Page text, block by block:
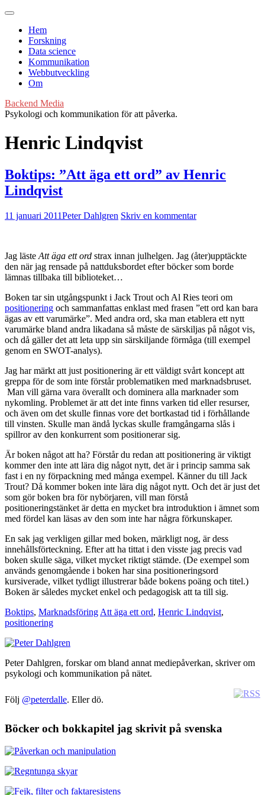
Hem
Forskning
Data science
Kommunikation
Webbutveckling
Om
Backend Media
Psykologi och kommunikation för att påverka.
Henric Lindqvist
Boktips: ”Att äga ett ord” av Henric
Lindqvist
11 januari 2011Peter Dahlgren Skriv en kommentar
Jag läste Att äga ett ord strax innan julhelgen. Jag (åter)upptäckte
den när jag rensade på nattduksbordet efter böcker som borde
lämnas tillbaka till biblioteket…
Boken tar sin utgångspunkt i Jack Trout och Al Ries teori om
positionering och sammanfattas enklast med frasen ”ett ord kan bara
ägas av ett varumärke”. Med andra ord, ska man etablera ett nytt
varumärke bland andra likadana så måste de särskiljas på något vis,
och då gäller det att leta upp sin särskiljande förmåga (till exempel
genom en SWOT-analys).
Jag har märkt att just positionering är ett väldigt svårt koncept att
greppa för de som inte förstår problematiken med marknadsbruset.
Man vill gärna vara överallt och dominera alla marknader som
nykomling. Problemet är att det inte finns varken tid eller resurser,
och även om det skulle finnas vore det bortkastad tid i förhållande
till vinsten. Skulle man ändå lyckas skulle framgångarna slås i
spillror av den konkurrent som positionerar sig.
Är boken något att ha? Förstår du redan att positionering är viktigt
kommer den inte att lära dig något nytt, det är i princip samma sak
fast i en ny förpackning med många exempel. Känner du till Jack
Trout? Då kommer boken inte lära dig något nytt. Och det är just det
som gör boken bra för nybörjaren, vill man förstå
positioneringstänket är detta en mycket bra introduktion i ämnet som
med fördel kan läsas av den som inte har några förkunskaper.
En sak jag verkligen gillar med boken, märkligt nog, är dess
innehållsförteckning. Efter att ha tittat i den visste jag precis vad
boken skulle säga, vilket mycket riktigt stämde. (De exempel som
används genomgående i boken har sina positioneringsord
kursiverade, vilket tydligt illustrerar både bokens poäng och titel.)
Boken är således mycket enkel och pedagogisk att ta till sig.
Boktips, Marknadsföring Att äga ett ord, Henric Lindqvist,
positionering
Peter Dahlgren, forskar om bland annat mediepåverkan, skriver om
psykologi och kommunikation på nätet.
Följ @peterdalle. Eller dö.
Böcker och bokkapitel jag skrivit på svenska